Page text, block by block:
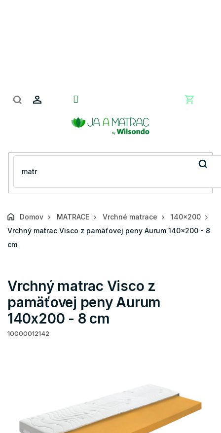
Domov MATRACE Vrchné matrace
140x200
Vrchný matrac Visco z pamäťovej peny Aurum 140x200 - 8
cm
Vrchný matrac Visco z
pamäťovej peny Aurum
140x200 - 8 cm
10000012142